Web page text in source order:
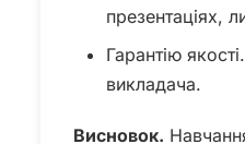
презентаціях,
Гарантію
викладача.
Висновок.